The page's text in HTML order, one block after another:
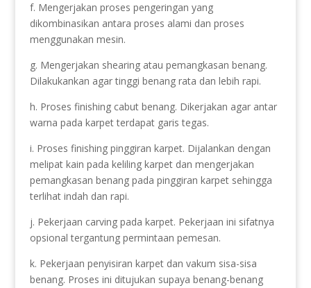
f. Mengerjakan proses pengeringan yang
dikombinasikan antara proses alami dan proses
menggunakan mesin.
g. Mengerjakan shearing atau pemangkasan benang.
Dilakukankan agar tinggi benang rata dan lebih rapi.
h. Proses finishing cabut benang. Dikerjakan agar antar
warna pada karpet terdapat garis tegas.
i. Proses finishing pinggiran karpet. Dijalankan dengan
melipat kain pada keliling karpet dan mengerjakan
pemangkasan benang pada pinggiran karpet sehingga
terlihat indah dan rapi.
j. Pekerjaan carving pada karpet. Pekerjaan ini sifatnya
opsional tergantung permintaan pemesan.
k. Pekerjaan penyisiran karpet dan vakum sisa-sisa
benang. Proses ini ditujukan supaya benang-benang